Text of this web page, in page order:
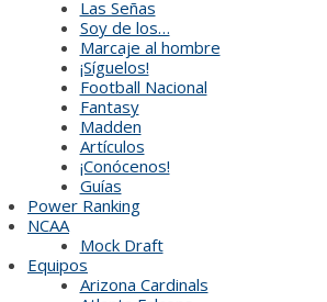
Las Señas
Soy de los…
Marcaje al hombre
¡Síguelos!
Football Nacional
Fantasy
Madden
Artículos
¡Conócenos!
Guías
Power Ranking
NCAA
Mock Draft
Equipos
Arizona Cardinals